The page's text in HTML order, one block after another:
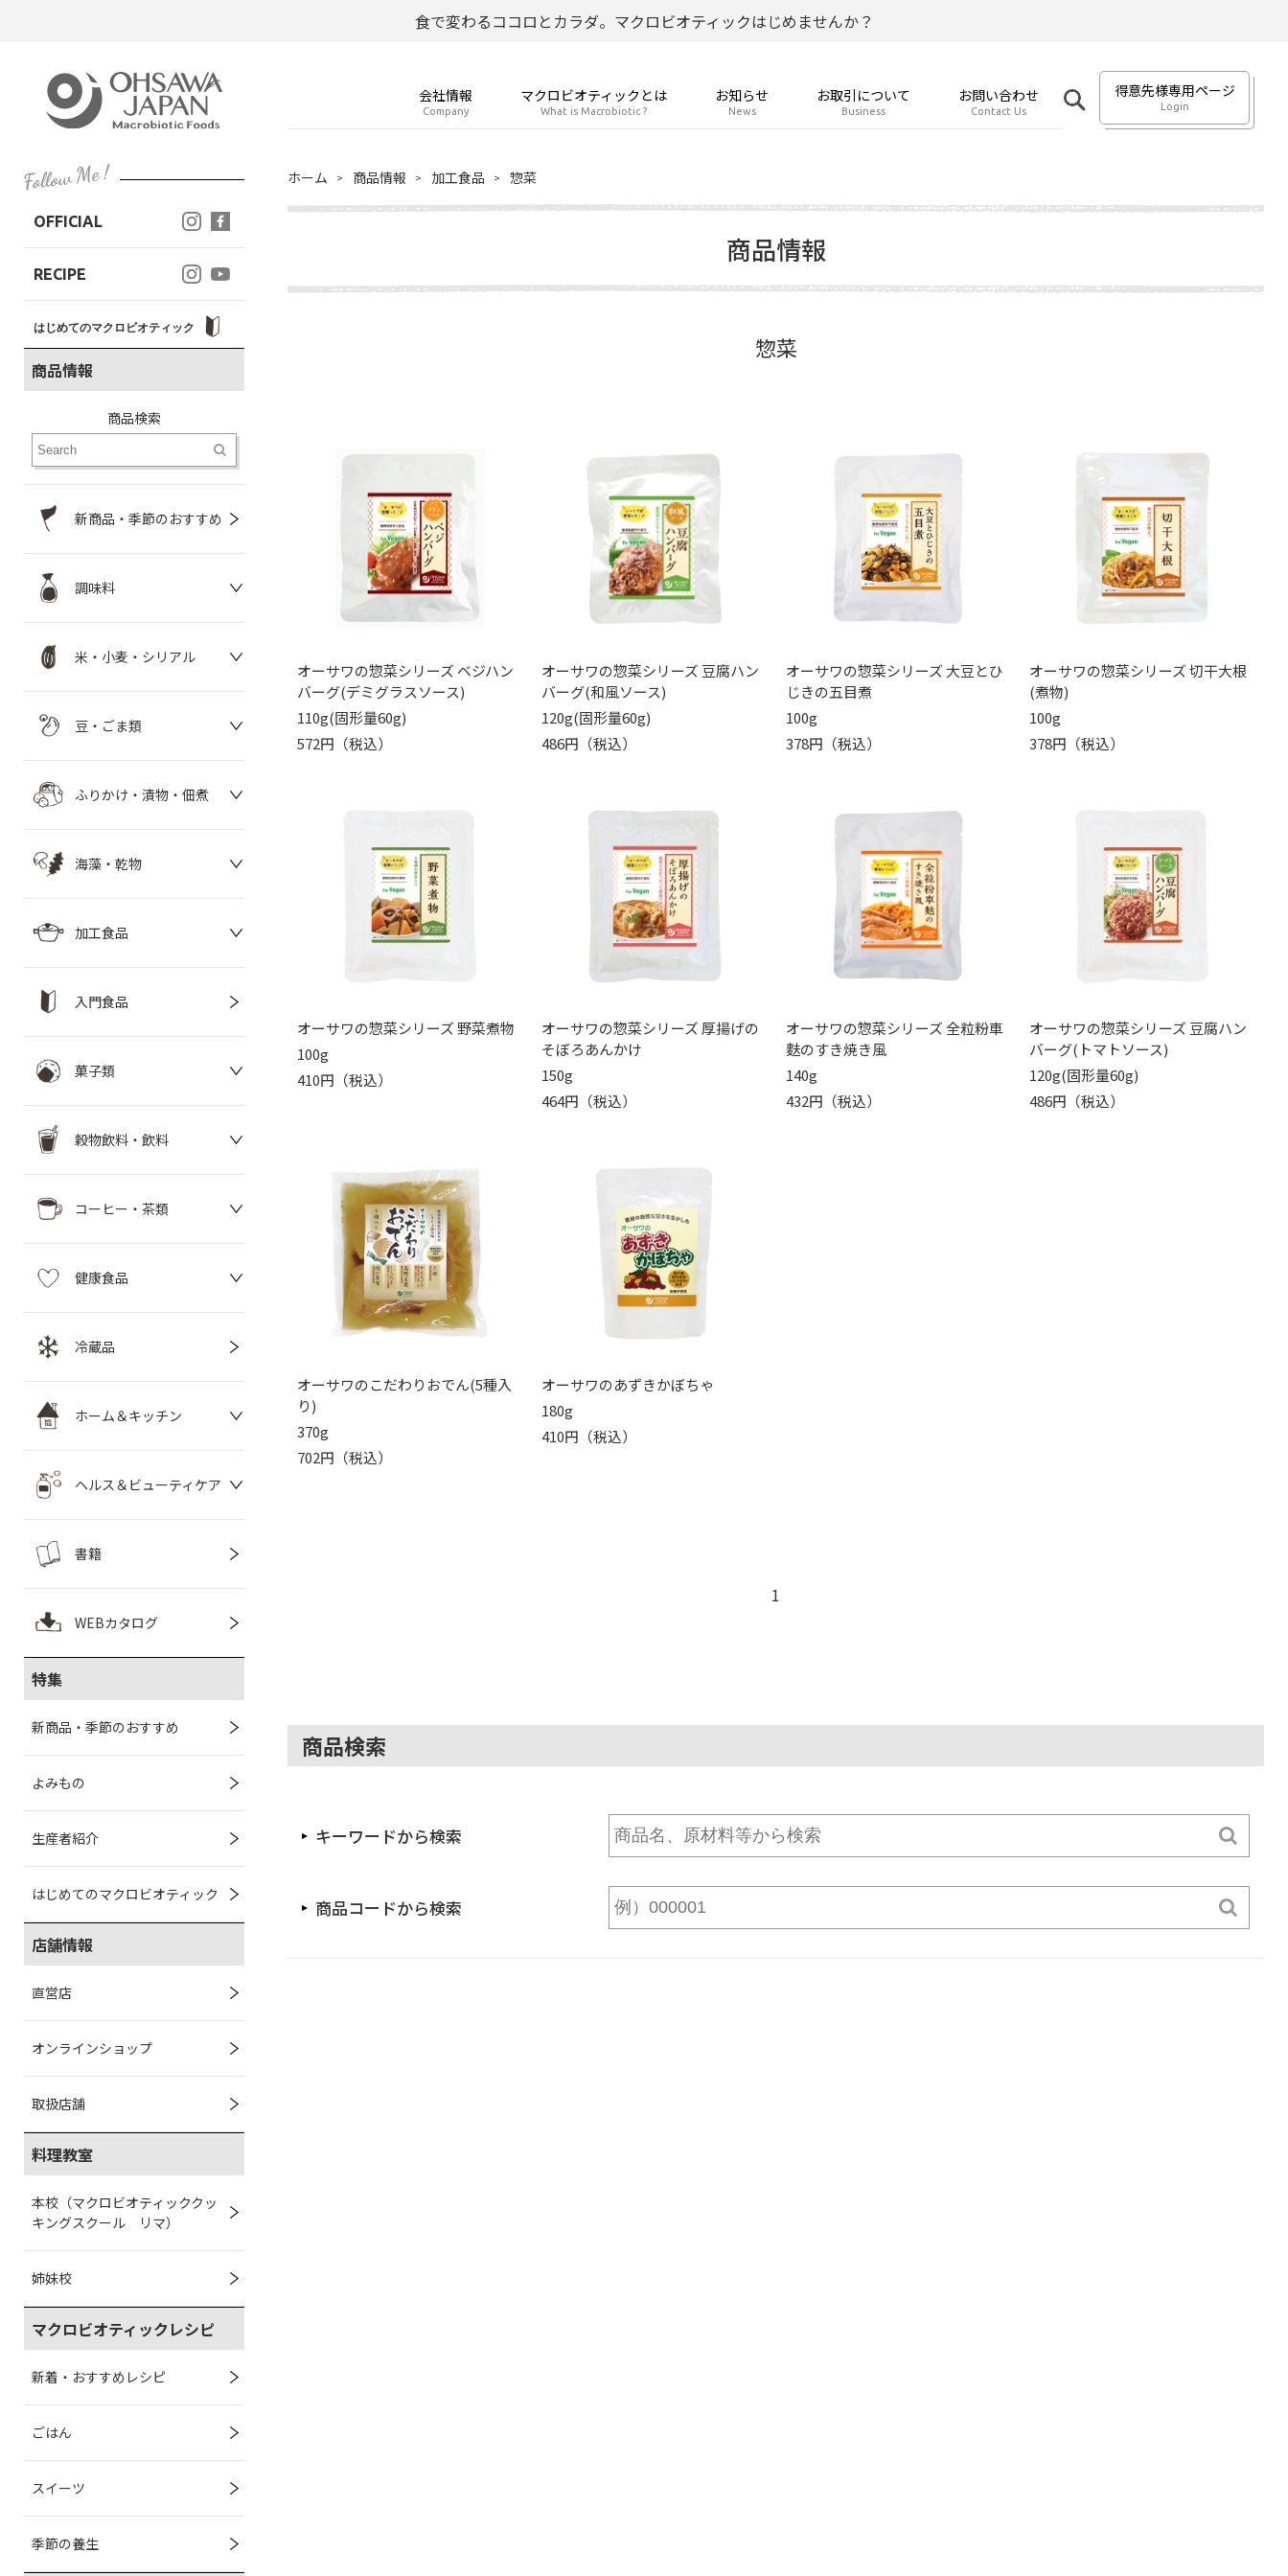
食で変わるココロとカラダ。マクロビオティックはじめませんか？
会社情報
Company
マクロビオティックとは
What is Macrobiotic ?
お知らせ
News
お取引について
Business
お問い合わせ
Contact Us
得意先様専用ページ
Login
OFFICIAL
RECIPE
はじめてのマクロビオティック
商品情報
商品検索
新商品・季節のおすすめ
調味料
米・小麦・シリアル
豆・ごま類
ふりかけ・漬物・佃煮
海藻・乾物
加工食品
入門食品
菓子類
穀物飲料・飲料
コーヒー・茶類
健康食品
冷蔵品
ホーム＆キッチン
ヘルス＆ビューティケア
書籍
WEBカタログ
特集
新商品・季節のおすすめ
よみもの
生産者紹介
はじめてのマクロビオティック
店舗情報
直営店
オンラインショップ
取扱店舗
料理教室
本校（マクロビオティッククッ
キングスクール リマ）
姉妹校
マクロビオティックレシピ
新着・おすすめレシピ
ごはん
スイーツ
季節の養生
ホーム 商品情報 加工食品 惣菜
商品情報
惣菜
オーサワの惣菜シリーズ ベジハン
バーグ(デミグラスソース)
110g(固形量60g)
572円（税込）
オーサワの惣菜シリーズ 豆腐ハン
バーグ(和風ソース)
120g(固形量60g)
486円（税込）
オーサワの惣菜シリーズ 大豆とひ
じきの五目煮
100g
378円（税込）
オーサワの惣菜シリーズ 切干大根
(煮物)
100g
378円（税込）
オーサワの惣菜シリーズ 野菜煮物
100g
410円（税込）
オーサワの惣菜シリーズ 厚揚げの
そぼろあんかけ
150g
464円（税込）
オーサワの惣菜シリーズ 全粒粉車
麩のすき焼き風
140g
432円（税込）
オーサワの惣菜シリーズ 豆腐ハン
バーグ(トマトソース)
120g(固形量60g)
486円（税込）
オーサワのこだわりおでん(5種入
り)
370g
702円（税込）
オーサワのあずきかぼちゃ
180g
410円（税込）
1
商品検索
キーワードから検索
商品コードから検索